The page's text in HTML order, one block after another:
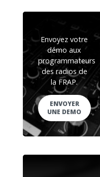
Envoyez votre
démo aux
programmateurs
des radios de
la FRAP.
ENVOYER
UNE DEMO